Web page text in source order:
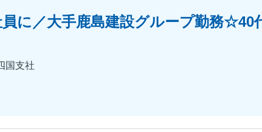
に／大手鹿島建設グループ勤務☆40
国支社